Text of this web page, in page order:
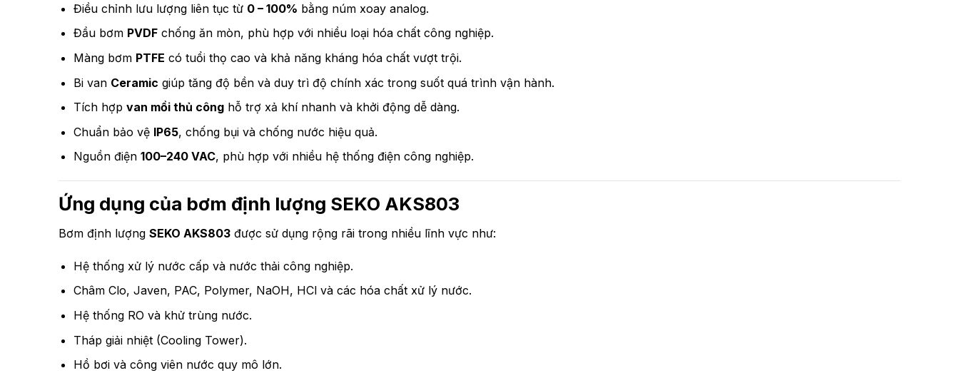
Điều chỉnh lưu lượng liên tục từ 0 – 100% bằng núm xoay analog.
Đầu bơm PVDFchống ăn mòn, phù hợp với nhiều loại hóa chất công nghiệp.
Màng bơm PTFE có tuổi thọ cao và khả năng kháng hóa chất vượt trội.
Bi van Ceramic giúp tăng độ bền và duy trì độ chính xác trong suốt quá trình vận hành.
Tích hợp van mồi thủ cônghỗ trợ xả khí nhanh và khởi động dễ dàng.
Chuẩn bảo vệ IP65, chống bụi và chống nước hiệu quả.
Nguồn điện 100–240 VAC, phù hợp với nhiều hệ thống điện công nghiệp.
Ứng dụng của bơm định lượng SEKO AKS803
Bơm định lượng SEKO AKS803 được sử dụng rộng rãi trong nhiều lĩnh vực như:
Hệ thống xử lý nước cấp và nước thải công nghiệp.
Châm Clo, Javen, PAC, Polymer, NaOH, HCl và các hóa chất xử lý nước.
Hệ thống RO và khử trùng nước.
Tháp giải nhiệt (Cooling Tower).
Hồ bơi và công viên nước quy mô lớn.